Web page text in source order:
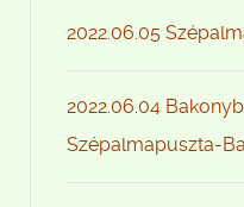
2022.06.05
2022.06.04
Szépalmapuszta-